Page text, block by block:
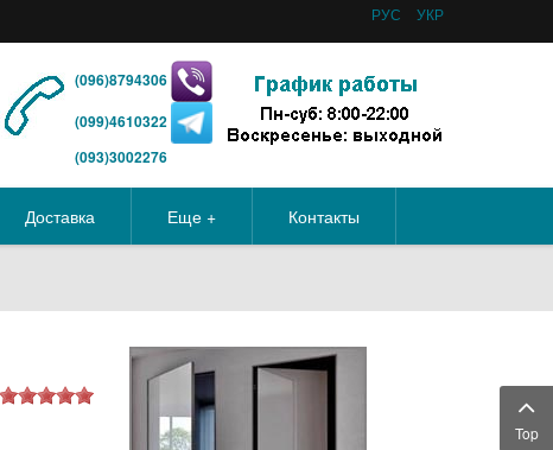
РУС УКР
(096)8794306
(099)4610322
(093)3002276
Доставка Еще + Контакты
Top